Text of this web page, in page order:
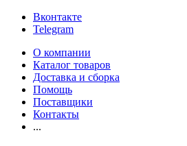
Вконтакте
Telegram
О компании
Каталог товаров
Доставка и сборка
Помощь
Поставщики
Контакты
...